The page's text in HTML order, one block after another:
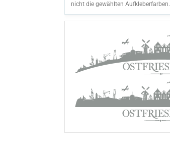
nicht die gewählten Aufkleberfarben.